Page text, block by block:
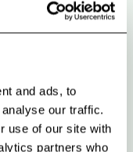
and ads, to
our traffic.
use of our site with
partners who